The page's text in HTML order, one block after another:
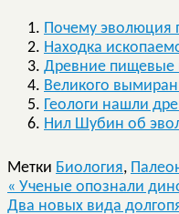
Почему эволюция
Находка
Древние пищевые
Великого
Геологи нашли
Нил Шубин об
Метки Биология,
« Ученые опознали
Два новых вида